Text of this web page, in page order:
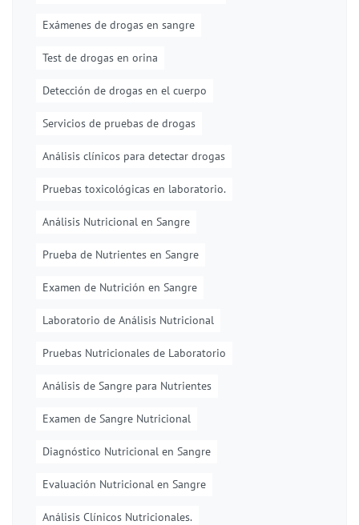
Exámenes de drogas en sangre
Test de drogas en orina
Detección de drogas en el cuerpo
Servicios de pruebas de drogas
Análisis clínicos para detectar drogas
Pruebas toxicológicas en laboratorio.
Análisis Nutricional en Sangre
Prueba de Nutrientes en Sangre
Examen de Nutrición en Sangre
Laboratorio de Análisis Nutricional
Pruebas Nutricionales de Laboratorio
Análisis de Sangre para Nutrientes
Examen de Sangre Nutricional
Diagnóstico Nutricional en Sangre
Evaluación Nutricional en Sangre
Análisis Clínicos Nutricionales.